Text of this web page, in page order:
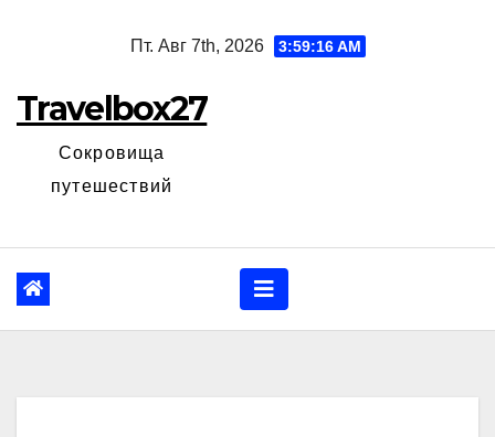
Пт. Авг 7th, 2026 3:59:17 AM
Travelbox27
Сокровища
путешествий